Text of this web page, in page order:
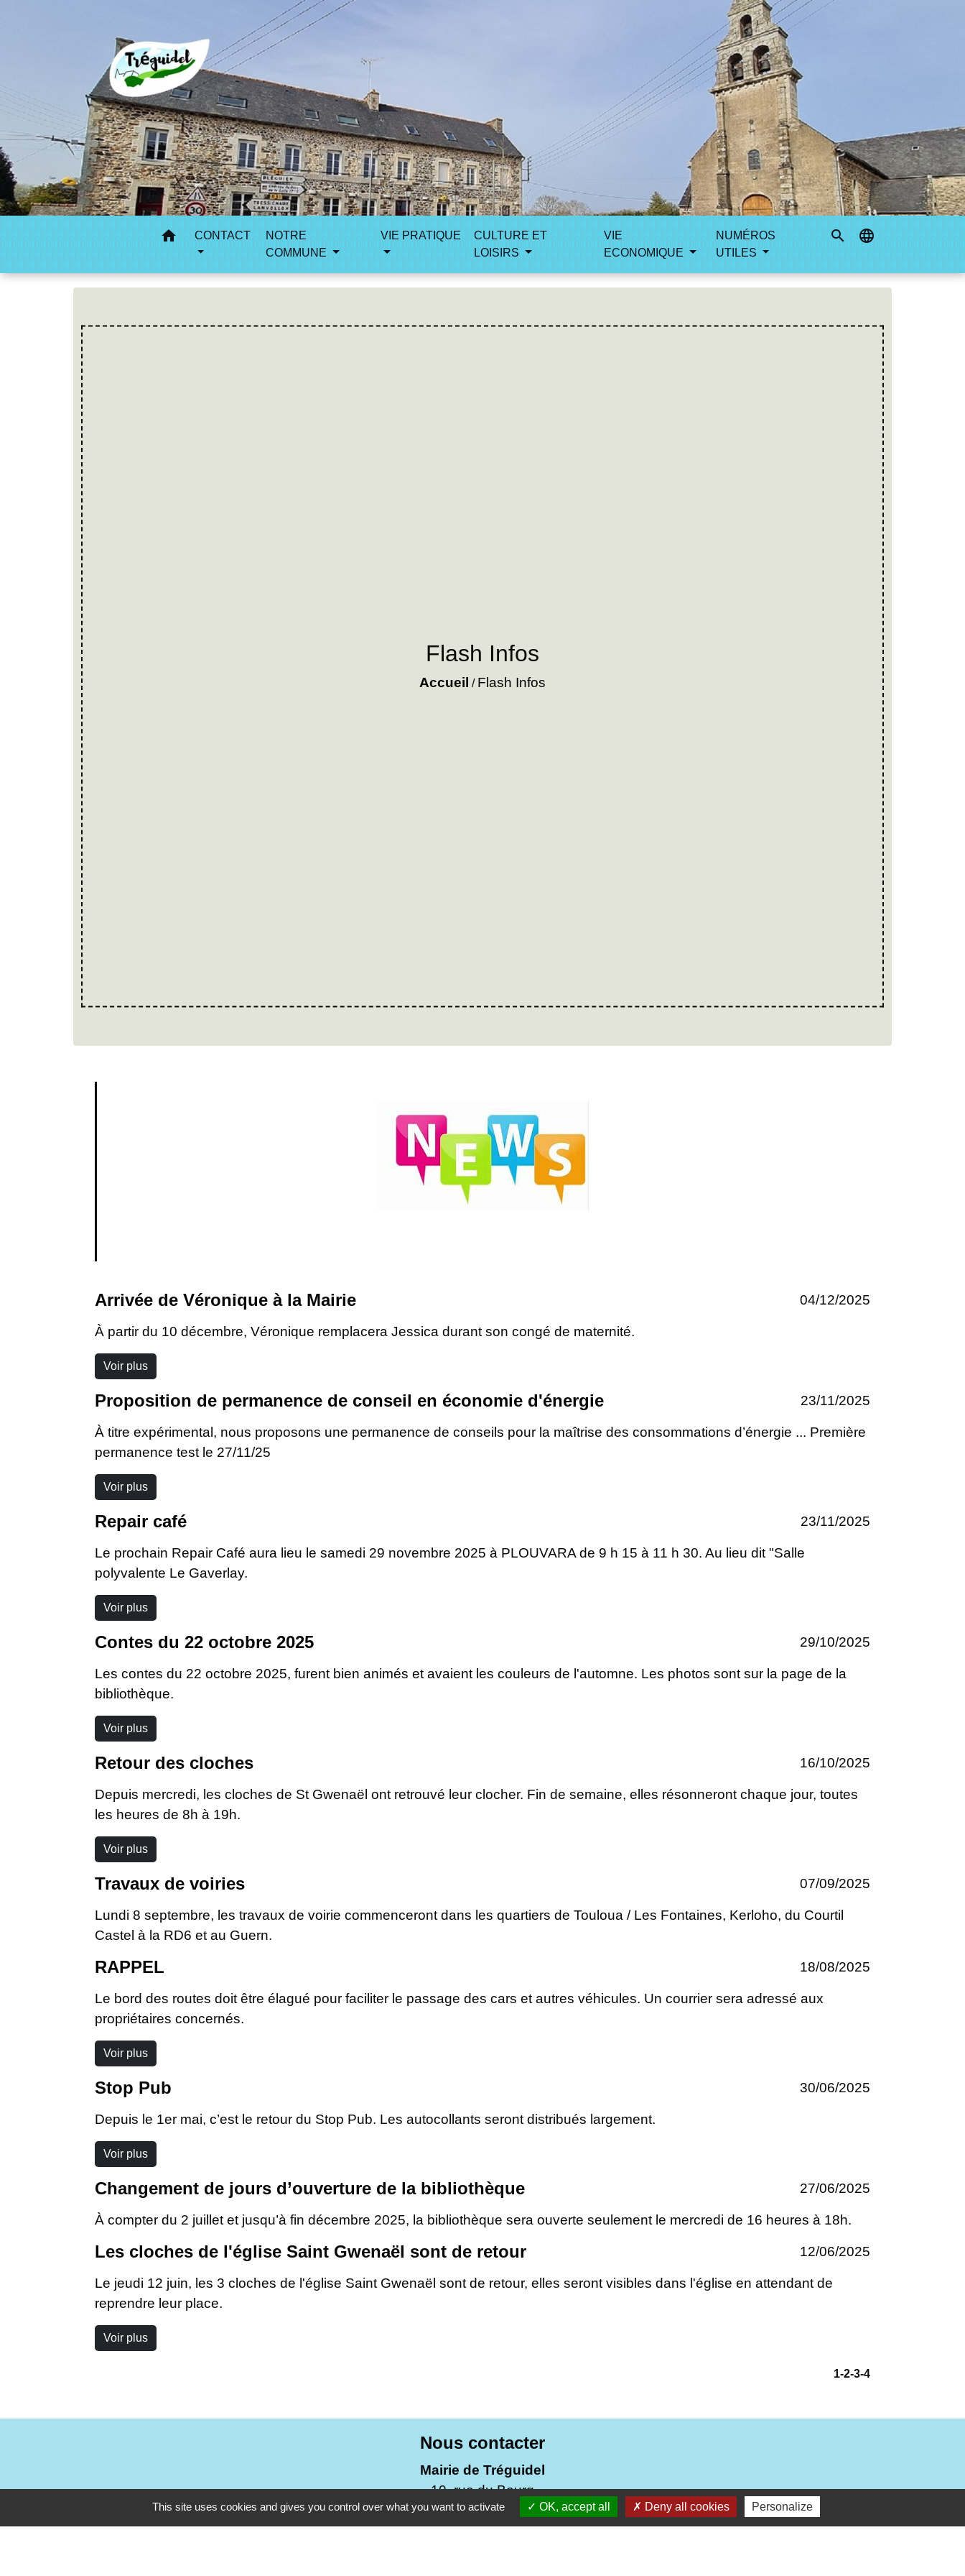
home CONTACT
NOTRE
COMMUNE
VIE PRATIQUE
CULTURE ET
LOISIRS
VIE
ECONOMIQUE
NUMÉROS
UTILES
search language
Flash Infos
Accueil / Flash Infos
Arrivée de Véronique à la Mairie 04/12/2025
À partir du 10 décembre, Véronique remplacera Jessica durant son congé de maternité.
Voir plus
Proposition de permanence de conseil en économie d'énergie 23/11/2025
À titre expérimental, nous proposons une permanence de conseils pour la maîtrise des consommations d’énergie ... Première
permanence test le 27/11/25
Voir plus
Repair café 23/11/2025
Le prochain Repair Café aura lieu le samedi 29 novembre 2025 à PLOUVARA de 9 h 15 à 11 h 30. Au lieu dit "Salle
polyvalente Le Gaverlay.
Voir plus
Contes du 22 octobre 2025 29/10/2025
Les contes du 22 octobre 2025, furent bien animés et avaient les couleurs de l'automne. Les photos sont sur la page de la
bibliothèque.
Voir plus
Retour des cloches 16/10/2025
Depuis mercredi, les cloches de St Gwenaël ont retrouvé leur clocher. Fin de semaine, elles résonneront chaque jour, toutes
les heures de 8h à 19h.
Voir plus
Travaux de voiries 07/09/2025
Lundi 8 septembre, les travaux de voirie commenceront dans les quartiers de Touloua / Les Fontaines, Kerloho, du Courtil
Castel à la RD6 et au Guern.
RAPPEL 18/08/2025
Le bord des routes doit être élagué pour faciliter le passage des cars et autres véhicules. Un courrier sera adressé aux
propriétaires concernés.
Voir plus
Stop Pub 30/06/2025
Depuis le 1er mai, c’est le retour du Stop Pub. Les autocollants seront distribués largement.
Voir plus
Changement de jours d’ouverture de la bibliothèque 27/06/2025
À compter du 2 juillet et jusqu’à fin décembre 2025, la bibliothèque sera ouverte seulement le mercredi de 16 heures à 18h.
Les cloches de l'église Saint Gwenaël sont de retour 12/06/2025
Le jeudi 12 juin, les 3 cloches de l'église Saint Gwenaël sont de retour, elles seront visibles dans l'église en attendant de
reprendre leur place.
Voir plus
1-2-3-4
Nous contacter
Mairie de Tréguidel
10, rue du Bourg
22290 Tréguidel - FRANCE
+33 2 96 70 02 98
This site uses cookies and gives you control over what you want to activate OK, accept all Deny all cookies Personalize